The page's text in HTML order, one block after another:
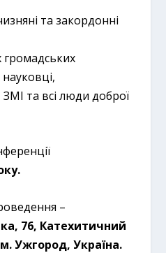
та закордонні
громадських
науковці,
та всі люди доброї
–
76, Катехитичний
Ужгород, Україна.